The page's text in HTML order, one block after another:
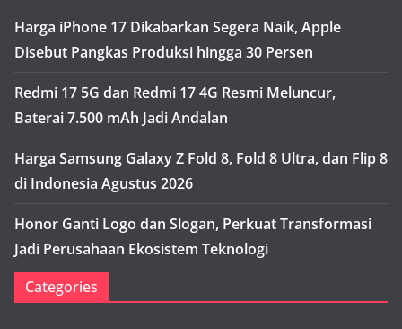
Harga iPhone 17 Dikabarkan Segera Naik, Apple
Disebut Pangkas Produksi hingga 30 Persen
Redmi 17 5G dan Redmi 17 4G Resmi Meluncur,
Baterai 7.500 mAh Jadi Andalan
Harga Samsung Galaxy Z Fold 8, Fold 8 Ultra, dan Flip 8
di Indonesia Agustus 2026
Honor Ganti Logo dan Slogan, Perkuat Transformasi
Jadi Perusahaan Ekosistem Teknologi
Categories